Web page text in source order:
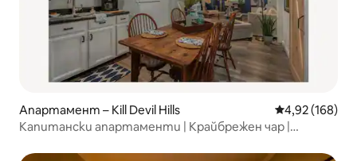
Апартамент – Kill Devil Hills Средна
4,92 (168)
Капитански апартаменти | Крайбрежен чар |